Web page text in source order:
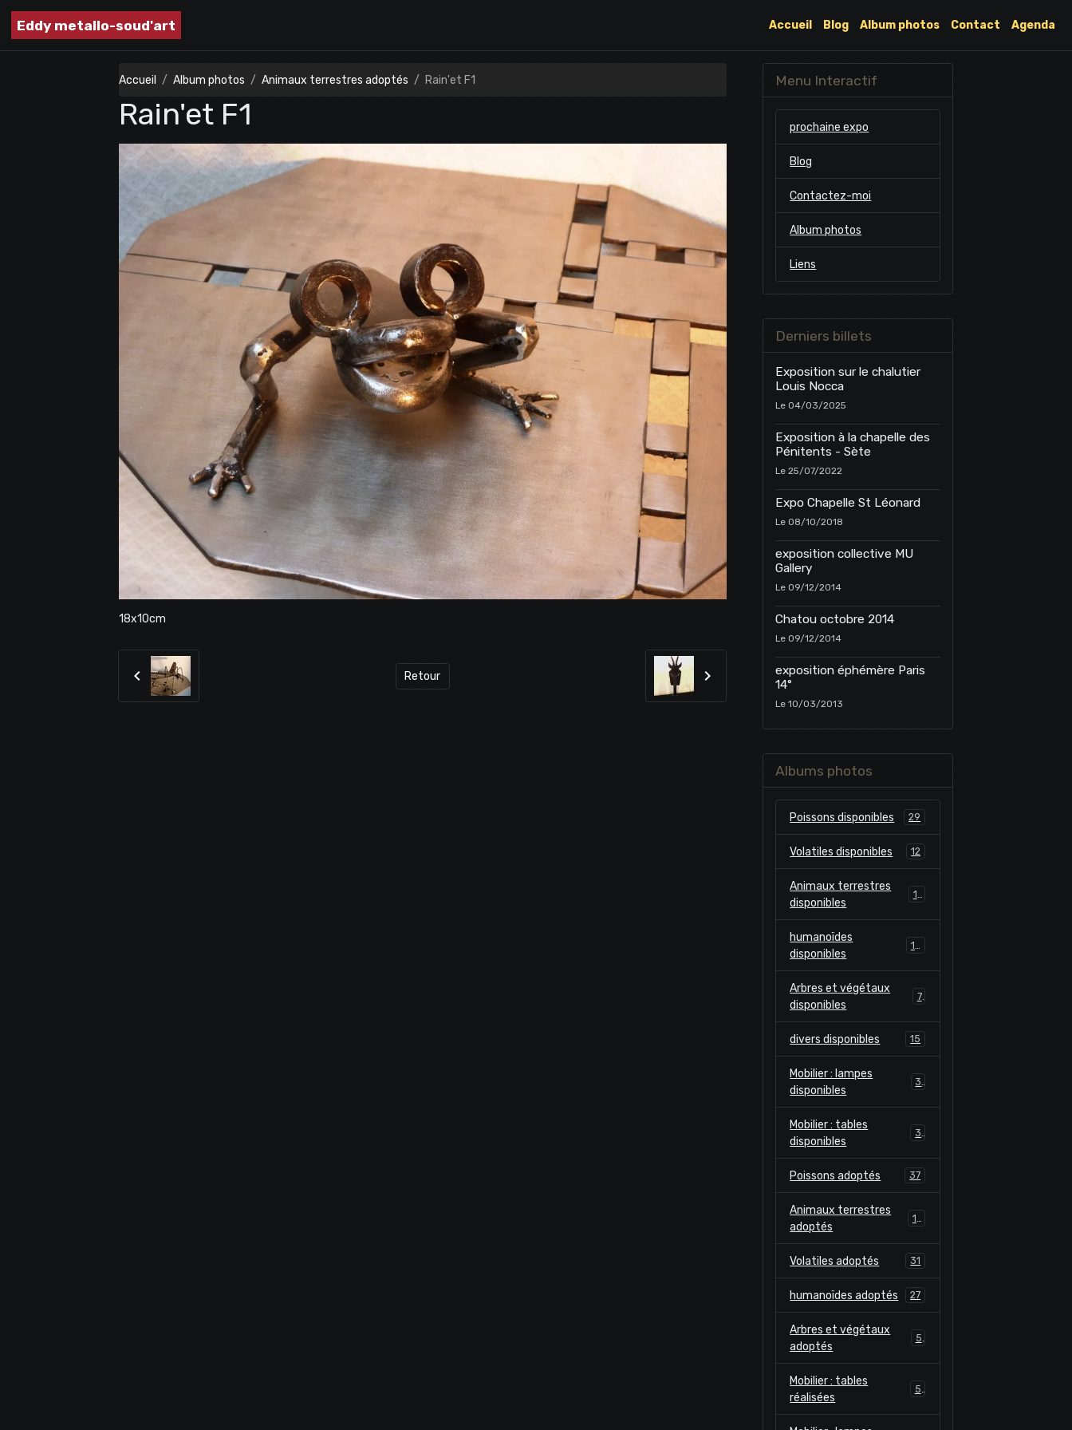
Eddy metallo-soud'art Accueil Blog Album photos Contact Agenda
Accueil Album photos Animaux terrestres adoptés Rain'et F1
Rain'et F1
18x10cm
Retour
Menu Interactif
prochaine expo
Blog
Contactez-moi
Album photos
Liens
Derniers billets
Exposition sur le chalutier
Louis Nocca
Le 04/03/2025
Exposition à la chapelle des
Pénitents - Sète
Le 25/07/2022
Expo Chapelle St Léonard
Le 08/10/2018
exposition collective MU
Gallery
Le 09/12/2014
Chatou octobre 2014
Le 09/12/2014
exposition éphémère Paris
14°
Le 10/03/2013
Albums photos
Poissons disponibles 29
Volatiles disponibles 12
Animaux terrestres
disponibles
humanoïdes
disponibles
Arbres et végétaux
disponibles
7
divers disponibles 15
Mobilier : lampes
disponibles
Mobilier : tables
disponibles
Poissons adoptés 37
Animaux terrestres
adoptés
Volatiles adoptés 31
humanoïdes adoptés 27
Arbres et végétaux
adoptés
Mobilier : tables
réalisées